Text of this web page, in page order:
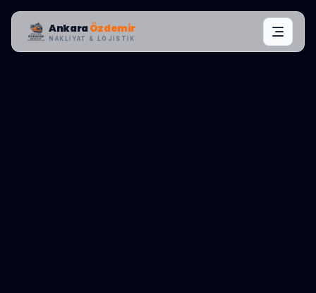
AnkaraÖzdemir
NAKLIYAT & LOJISTIK